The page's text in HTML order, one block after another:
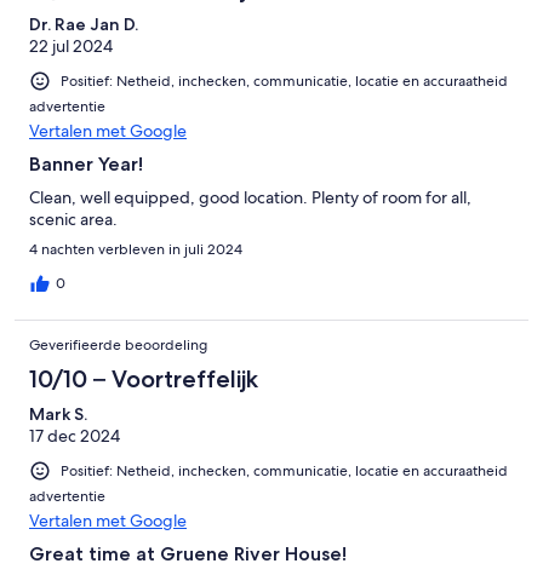
Dr. Rae Jan D.
22 jul 2024
Positief: Netheid, inchecken, communicatie, locatie en accuraatheid
advertentie
Vertalen met Google
Banner Year!
Clean, well equipped, good location. Plenty of room for all,
scenic area.
4 nachten verbleven in juli 2024
0
Geverifieerde beoordeling
10/10 – Voortreffelijk
Mark S.
17 dec 2024
Positief: Netheid, inchecken, communicatie, locatie en accuraatheid
advertentie
Vertalen met Google
Great time at Gruene River House!